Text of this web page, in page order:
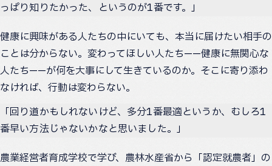
っぱり知りたかった、というのが1番です。」
健康に興味がある人たちの中にいても、本当に届けたい相手の
ことは分からない。変わってほしい人たち——健康に無関心な
人たち——が何を大事にして生きているのか。そこに寄り添わ
なければ、行動は変わらない。
「回り道かもしれないけど、多分1番最適というか、むしろ1
番早い方法じゃないかなと思いました。」
農業経営者育成学校で学び、農林水産省から「認定就農者」の